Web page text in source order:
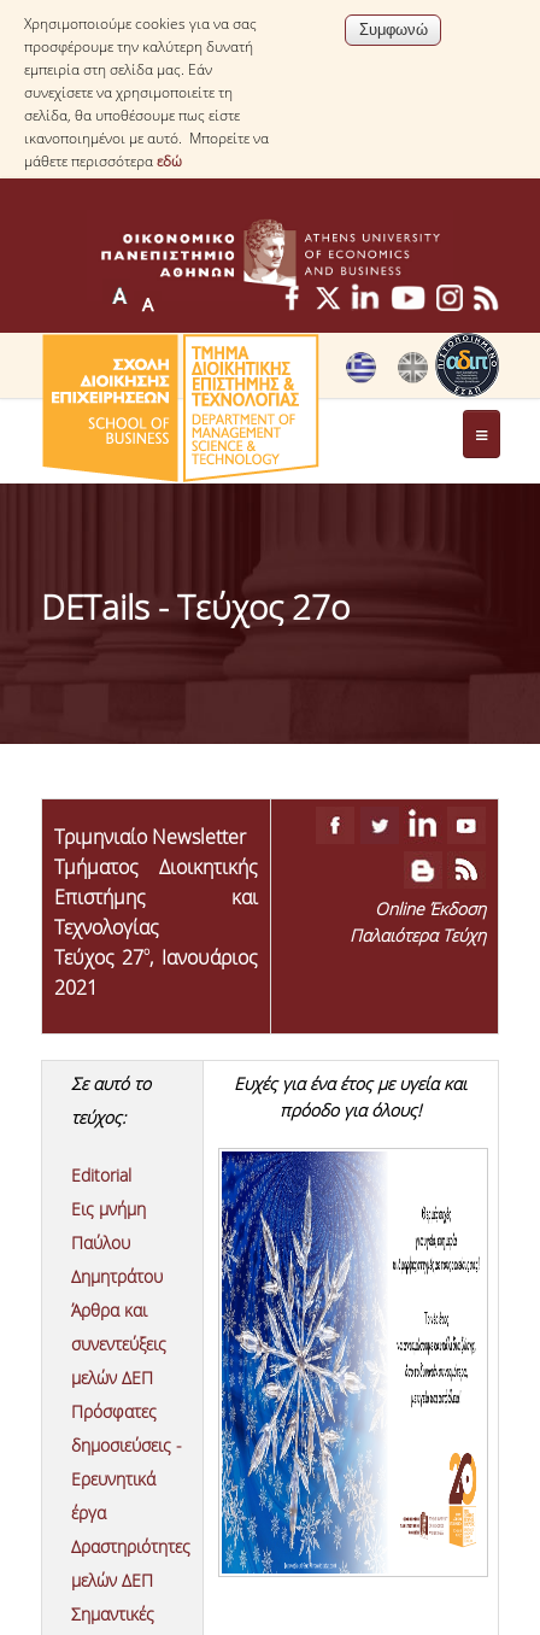
Χρησιμοποιούμε cookies για να σας
προσφέρουμε την καλύτερη δυνατή
εμπειρία στη σελίδα μας. Εάν
συνεχίσετε να χρησιμοποιείτε τη
σελίδα, θα υποθέσουμε πως είστε
ικανοποιημένοι με αυτό. Μπορείτε να
μάθετε περισσότεραεδώ
ΤΟ ΤΜΗΜΑ
ΤΑΥΤΟΤΗΤΑ ΤΟΥ ΤΜΗΜΑΤΟΣ
ΑΠΟΣΤΟΛΗ ΤΟΥ ΤΜΗΜΑΤΟΣ
TESTIMONIALS ΔΙΑΚΡΙΣΕΩΝ
ΕΠΑΓΓΕΛΜΑΤΙΚΕΣ ΠΡΟΟΠΤΙΚΕΣ
ΓΙΑ ΜΑΘΗΤΕΣ ΛΥΚΕΙΟΥ
ΚΡΙΤΗΡΙΑ ΚΑΙ ΔΙΑΔΙΚΑΣΙΑ ΕΠΙΛΟΓΗΣ
ΕΡΓΑΣΤΗΡΙΑΚΗ ΥΠΟΔΟΜΗ
TESTIMONIALS
ΒΡΑΒΕΙΑ ΕΞΑΙΡΕΤΙΚΗΣ ΕΠΙΔΟΣΗΣ ΣΤΗ
ΔΙΔΑΣΚΑΛΙΑ
ΑΝΘΡΩΠΙΝΟ ΔΥΝΑΜΙΚΟ
ΠΡΟΣΩΠΙΚΟ ΤΟΥ ΤΜΗΜΑΤΟΣ
ΜΕΛΗ ΔΕΠ
ΕΠΙΤΙΜΟΙ ΔΙΔΑΚΤΟΡΕΣ
ΕΠΙΣΚΕΠΤΕΣ ΚΑΘΗΓΗΤΕΣ
ΜΕΛΗ Ε.ΔΙ.Π.
ΜΕΛΗ Ε.Τ.Ε.Π.
DETails - Τεύχος 27ο
Τριμηνιαίο Newsletter
Τμήματος Διοικητικής
Επιστήμης και
Τεχνολογίας
Τεύχος 27ο, Ιανουάριος
2021
Online Έκδοση
Παλαιότερα Τεύχη
Σε αυτό το
τεύχος:
Editorial
Εις μνήμη
Παύλου
Δημητράτου
Άρθρα και
συνεντεύξεις
μελών ΔΕΠ
Πρόσφατες
δημοσιεύσεις -
Ερευνητικά
έργα
Δραστηριότητες
μελών ΔΕΠ
Σημαντικές
Ευχές για ένα έτος με υγεία και
πρόοδο για όλους!